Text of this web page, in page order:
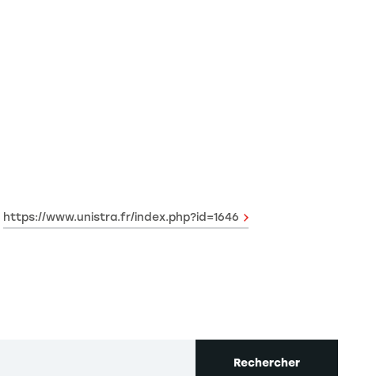
https://www.unistra.fr/index.php?id=1646
Rechercher